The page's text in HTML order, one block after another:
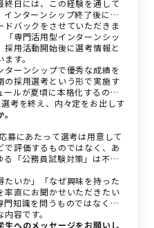
終日には、この経験を通して
ンターンシップ終了後に、
バックをさせていただきま
専門活用型インターンシッ
用活動開始後に選考情報と
す。
ーンシップで優秀な成績を
の採用選考という形で実施す
ルが夏頃に本格化するのに
考を終え、内々定をお出しす
募にあたって選考は用意して
で評価するものではなく、あ
る「公務員試験対策」は不要
たいか」「なぜ興味を持った
率直にお聞かせいただきたい
知識を問うものではなく、
容です。
へのメッセージをお願いし